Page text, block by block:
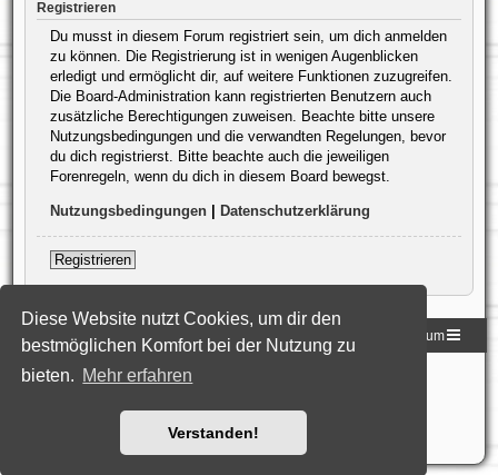
Diese Website nutzt Cookies, um dir den
bestmöglichen Komfort bei der Nutzung zu
bieten. Mehr erfahren
Verstanden!
Registrieren
Du musst in diesem Forum registriert sein, um dich anmelden
zu können. Die Registrierung ist in wenigen Augenblicken
erledigt und ermöglicht dir, auf weitere Funktionen zuzugreifen.
Die Board-Administration kann registrierten Benutzern auch
zusätzliche Berechtigungen zuweisen. Beachte bitte unsere
Nutzungsbedingungen und die verwandten Regelungen, bevor
du dich registrierst. Bitte beachte auch die jeweiligen
Forenregeln, wenn du dich in diesem Board bewegst.
Nutzungsbedingungen| Datenschutzerklärung
Registrieren
Homepage der DLG Foren-Übersicht Impressum
Powered byphpBB® Forum Software © phpBB Limited
Style: Black-Silver-Split by Joyce&LunaphpBB-Style-Design
Nutzungsbedingungen